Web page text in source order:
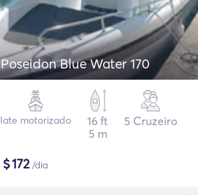
Poseidon Blue Water 170
Iate motorizado
16 ft
5 m
5 Cruzeiro
$172/dia